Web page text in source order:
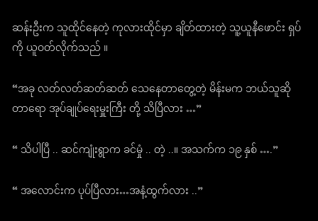
ဆန်းဦးက သူထိုင်နေတဲ့ ကုလားထိုင်မှာ ချိတ်ထားတဲ့ သူ့ယူနီဖောင်း ရှပ်
ကို ယူဝတ်လိုက်သည် ။
“အခု လတ်လတ်ဆတ်ဆတ် သေနေတာတွေ့တဲ့ မိန်းမက ဘယ်သူဆို
တာရော အုပ်ချုပ်ရေးမှူးကြီး တို့ သိပြီလား …”
“ သိပါပြီ .. ဆင်ကျုံးရွာက ခင်မှုံ .. တဲ့ ..။ အသက်က ၁၉ နှစ် ….”
“ အလောင်းက ပုပ်ပြီလား…အနံ့ထွက်လား ..”